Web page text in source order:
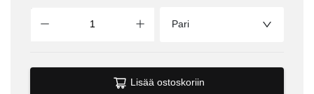
Pari
Lisää ostoskoriin